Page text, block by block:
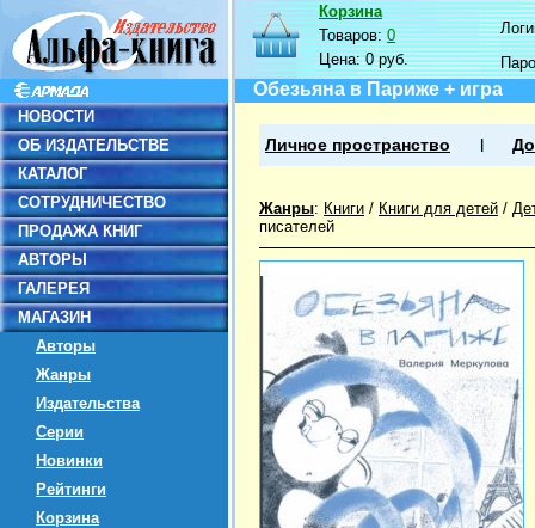
НОВОСТИ
ОБ ИЗДАТЕЛЬСТВЕ
КАТАЛОГ
СОТРУДНИЧЕСТВО
ПРОДАЖА КНИГ
АВТОРЫ
ГАЛЕРЕЯ
МАГАЗИН
Авторы
Жанры
Издательства
Серии
Новинки
Рейтинги
Корзина
Корзина
Товаров:0
Цена:0 руб.
Обезьяна в Париже + игра
Личное пространство
Жанры: Книги / Книги для детей /
писателей